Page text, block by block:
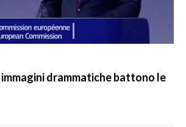
immagini drammatiche battono le